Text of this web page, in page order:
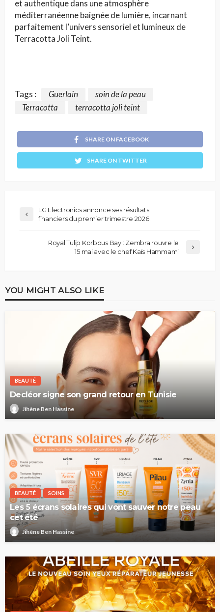
et authentique dans une atmosphère
méditerranéenne baignée de lumière, incarnant
parfaitement l’univers sensoriel et lumineux de
Terracotta Joli Teint.
Tags : Guerlain
soin de la peau
Terracotta
terracotta joli teint
SHARE ON FACEBOOK
SHARE ON TWITTER
LG Electronics annonce ses résultats
financiers du premier trimestre 2026.
Royal Tulip Korbous Bay : Zembra rouvre le
15 mai avec le chef Kaïs Hammami
YOU MIGHT ALSO LIKE
BEAUTÉ
Decléor signe son grand retour en Tunisie
Jihène Ben Hassine
BEAUTÉ SOINS
Les 5 écrans solaires qui vont sauver notre peau
cet été
Jihène Ben Hassine